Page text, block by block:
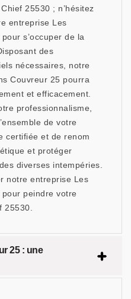
25530 ; n’hésitez
entreprise Les
s’occuper de la
des
nécessaires, notre
Couvreur 25 pourra
et efficacement.
professionnalisme,
de votre
certifiée et de renom
et protéger
diverses intempéries.
notre entreprise Les
peindre votre
25530.
25 : une